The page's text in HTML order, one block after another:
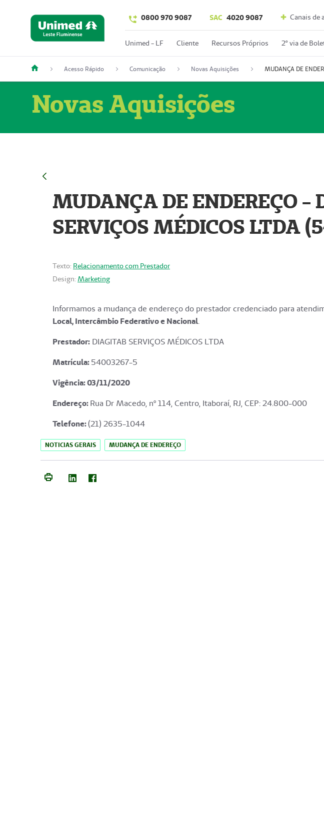
0800 970 9087 SAC 4020 9087 Canais de
Unimed - LF Cliente Recursos Próprios 2º via de
Acesso Rápido Comunicação Novas Aquisições
Novas Aquisições
MUDANÇA DE ENDEREÇO -
SERVIÇOS MÉDICOS LTDA
Texto: Relacionamento com Prestador
Design: Marketing
Informamos a mudança de endereço do prestador credenciado para
Local, Intercâmbio Federativo e Nacional.
Prestador: DIAGITAB SERVIÇOS MÉDICOS LTDA
Matrícula:54003267-5
Vigência: 03/11/2020
Endereço:Rua Dr Macedo, nº 114, Centro, Itaboraí, RJ, CEP: 24.800-000
Telefone:(21) 2635-1044
NOTICIAS GERAIS MUDANÇA DE ENDEREÇO